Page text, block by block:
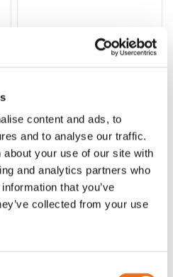
content and ads, to
and to analyse our traffic.
your use of our site with
and analytics partners who
that you’ve
collected from your use
Lägg till i varukorg
Grön truckknapp
A00220
kr (ex. moms)